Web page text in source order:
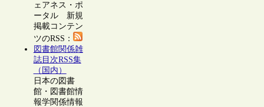
ェアネス・ポ
ータル 新規
掲載コンテン
ツのRSS：
図書館関係雑
誌目次RSS集
（国内）
日本の図書
館・図書館情
報学関係情報